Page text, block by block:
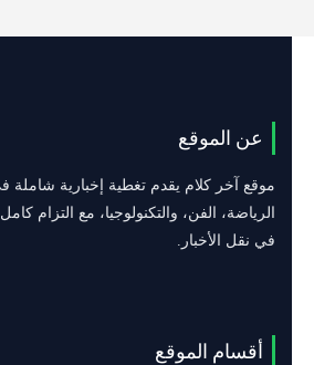
عن الموقع
موقع آخر كلام يقدم تغطية إخبارية شاملة
الرياضة، الفن، والتكنولوجيا، مع التزام
في نقل الأخبار.
أقسام الموقع